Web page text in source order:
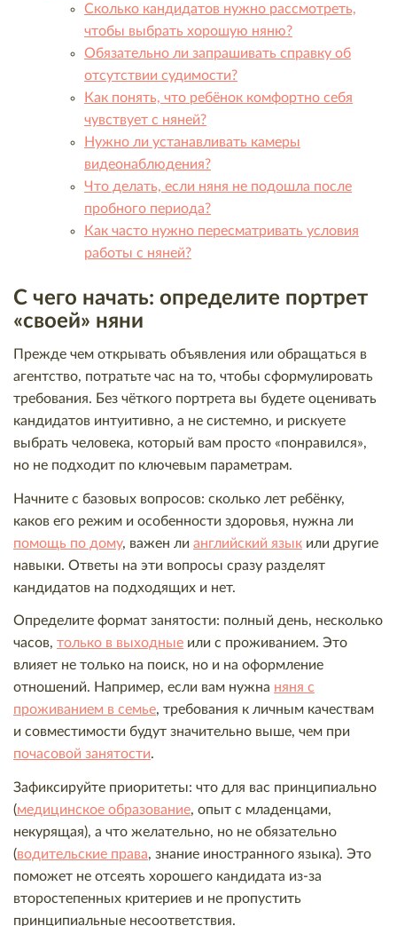
Сколько кандидатов нужно рассмотреть,
чтобы выбрать хорошую няню?
Обязательно ли запрашивать справку об
отсутствии судимости?
Как понять, что ребёнок комфортно себя
чувствует с няней?
Нужно ли устанавливать камеры
видеонаблюдения?
Что делать, если няня не подошла после
пробного периода?
Как часто нужно пересматривать условия
работы с няней?
С чего начать: определите портрет
«своей» няни
Прежде чем открывать объявления или обращаться в
агентство, потратьте час на то, чтобы сформулировать
требования. Без чёткого портрета вы будете оценивать
кандидатов интуитивно, а не системно, и рискуете
выбрать человека, который вам просто «понравился»,
но не подходит по ключевым параметрам.
Начните с базовых вопросов: сколько лет ребёнку,
каков его режим и особенности здоровья, нужна ли
помощь по дому, важен ли английский язык или другие
навыки. Ответы на эти вопросы сразу разделят
кандидатов на подходящих и нет.
Определите формат занятости: полный день, несколько
часов, только в выходные или с проживанием. Это
влияет не только на поиск, но и на оформление
отношений. Например, если вам нужна няня с
проживанием в семье, требования к личным качествам
и совместимости будут значительно выше, чем при
почасовой занятости.
Зафиксируйте приоритеты: что для вас принципиально
(медицинское образование, опыт с младенцами,
некурящая), а что желательно, но не обязательно
(водительские права, знание иностранного языка). Это
поможет не отсеять хорошего кандидата из-за
второстепенных критериев и не пропустить
принципиальные несоответствия.